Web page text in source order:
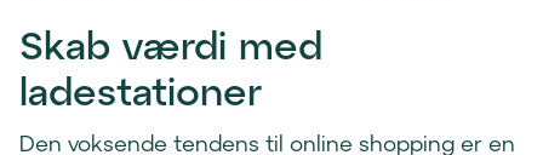
Skab værdi med
ladestationer
Den voksende tendens til online shopping er en